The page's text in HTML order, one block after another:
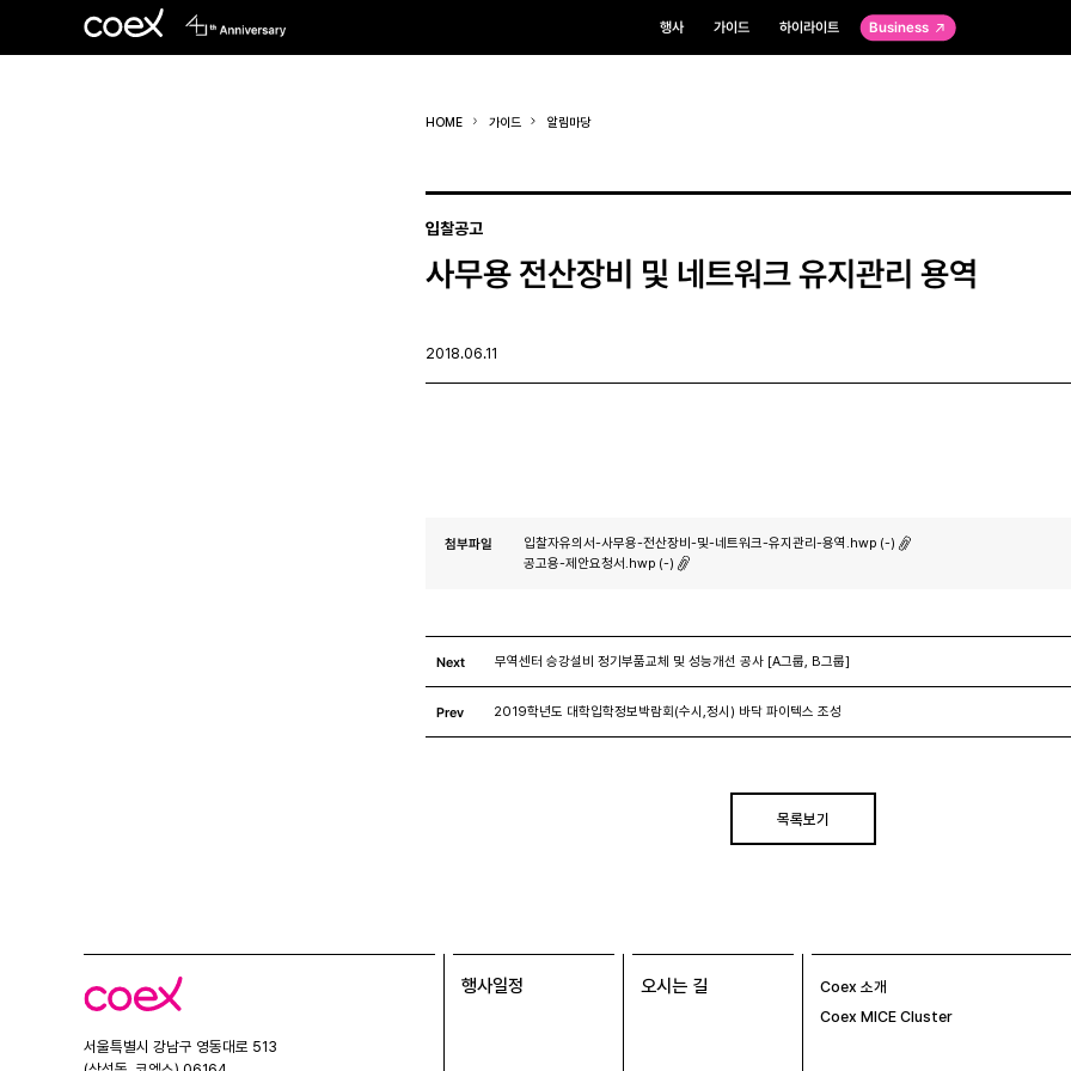
행사 가이드 하이라이트 Business
HOME 가이드 알림마당
입찰공고
사무용 전산장비 및 네트워크 유지관리 용역
2018.06.11
첨부파일
입찰자유의서-사무용-전산장비-및-네트워크-유지관리-용역.hwp (-)
공고용-제안요청서.hwp (-)
Next 무역센터 승강설비 정기부품교체 및 성능개선 공사 [A그룹, B그룹]
Prev 2019학년도 대학입학정보박람회(수시,정시) 바닥 파이텍스 조성
목록보기
코
엑
서울특별시 강남구 영동대로 513
행사일정 오시는 길
Coex 소개
Coex MICE Cluster